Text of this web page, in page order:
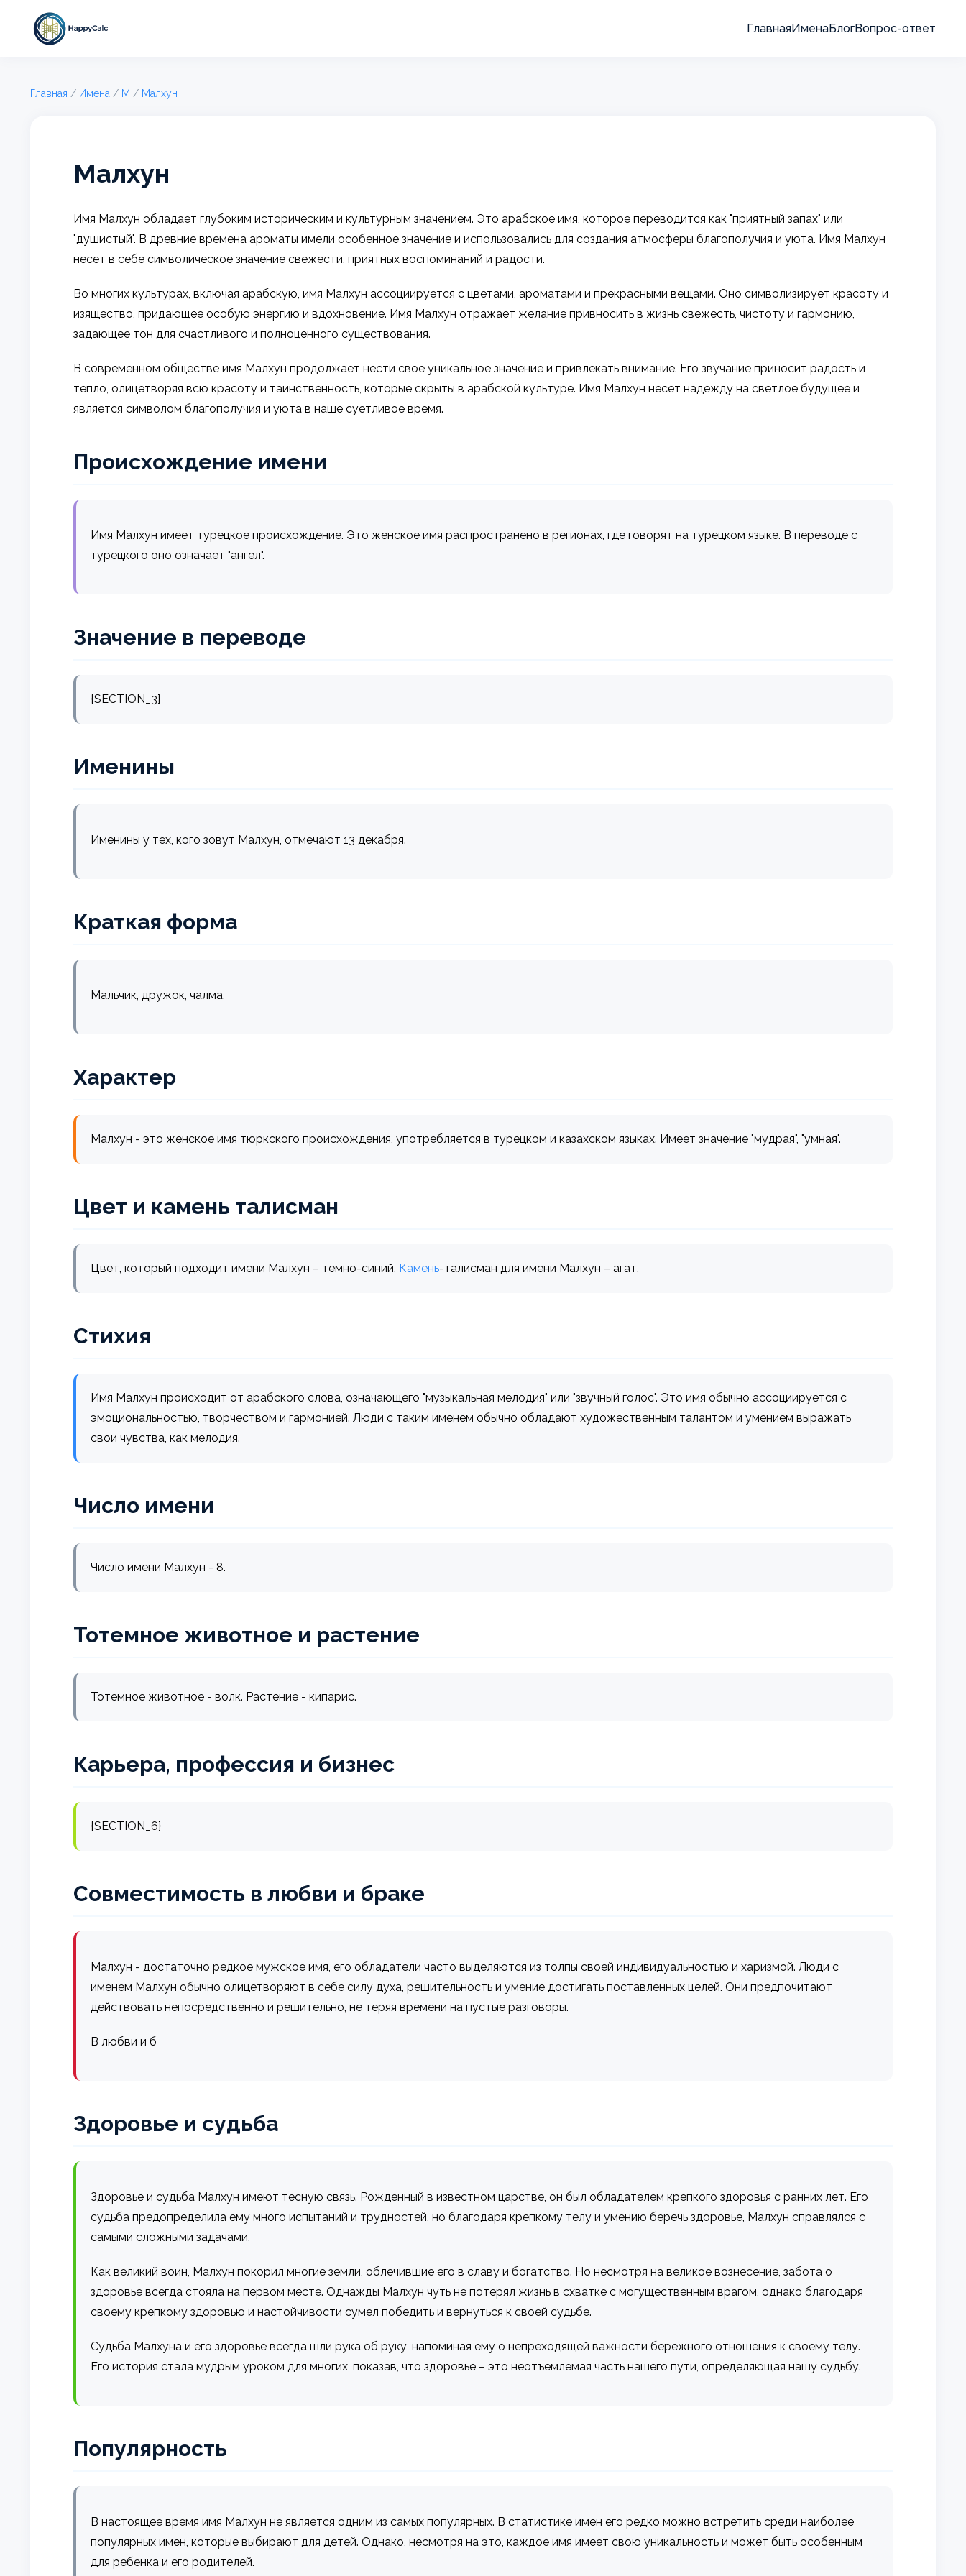
ГлавнаяИменаБлогВопрос-ответ
Главная / Имена / М / Малхун
Малхун
Имя Малхун обладает глубоким историческим и культурным значением. Это арабское имя, которое переводится как "приятный запах" или
"душистый". В древние времена ароматы имели особенное значение и использовались для создания атмосферы благополучия и уюта. Имя Малхун
несет в себе символическое значение свежести, приятных воспоминаний и радости.
Во многих культурах, включая арабскую, имя Малхун ассоциируется с цветами, ароматами и прекрасными вещами. Оно символизирует красоту и
изящество, придающее особую энергию и вдохновение. Имя Малхун отражает желание привносить в жизнь свежесть, чистоту и гармонию,
задающее тон для счастливого и полноценного существования.
В современном обществе имя Малхун продолжает нести свое уникальное значение и привлекать внимание. Его звучание приносит радость и
тепло, олицетворяя всю красоту и таинственность, которые скрыты в арабской культуре. Имя Малхун несет надежду на светлое будущее и
является символом благополучия и уюта в наше суетливое время.
Происхождение имени
Имя Малхун имеет турецкое происхождение. Это женское имя распространено в регионах, где говорят на турецком языке. В переводе с
турецкого оно означает "ангел".
Значение в переводе
{SECTION_3}
Именины
Именины у тех, кого зовут Малхун, отмечают 13 декабря.
Краткая форма
Мальчик, дружок, чалма.
Характер
Малхун - это женское имя тюркского происхождения, употребляется в турецком и казахском языках. Имеет значение "мудрая", "умная".
Цвет и камень талисман
Цвет, который подходит имени Малхун – темно-синий. Камень-талисман для имени Малхун – агат.
Стихия
Имя Малхун происходит от арабского слова, означающего "музыкальная мелодия" или "звучный голос". Это имя обычно ассоциируется с
эмоциональностью, творчеством и гармонией. Люди с таким именем обычно обладают художественным талантом и умением выражать
свои чувства, как мелодия.
Число имени
Число имени Малхун - 8.
Тотемное животное и растение
Тотемное животное - волк. Растение - кипарис.
Карьера, профессия и бизнес
{SECTION_6}
Совместимость в любви и браке
Малхун - достаточно редкое мужское имя, его обладатели часто выделяются из толпы своей индивидуальностью и харизмой. Люди с
именем Малхун обычно олицетворяют в себе силу духа, решительность и умение достигать поставленных целей. Они предпочитают
действовать непосредственно и решительно, не теряя времени на пустые разговоры.
В любви и б
Здоровье и судьба
Здоровье и судьба Малхун имеют тесную связь. Рожденный в известном царстве, он был обладателем крепкого здоровья с ранних лет. Его
судьба предопределила ему много испытаний и трудностей, но благодаря крепкому телу и умению беречь здоровье, Малхун справлялся с
самыми сложными задачами.
Как великий воин, Малхун покорил многие земли, облечившие его в славу и богатство. Но несмотря на великое вознесение, забота о
здоровье всегда стояла на первом месте. Однажды Малхун чуть не потерял жизнь в схватке с могущественным врагом, однако благодаря
своему крепкому здоровью и настойчивости сумел победить и вернуться к своей судьбе.
Судьба Малхуна и его здоровье всегда шли рука об руку, напоминая ему о непреходящей важности бережного отношения к своему телу.
Его история стала мудрым уроком для многих, показав, что здоровье – это неотъемлемая часть нашего пути, определяющая нашу судьбу.
Популярность
В настоящее время имя Малхун не является одним из самых популярных. В статистике имен его редко можно встретить среди наиболее
популярных имен, которые выбирают для детей. Однако, несмотря на это, каждое имя имеет свою уникальность и может быть особенным
для ребенка и его родителей.